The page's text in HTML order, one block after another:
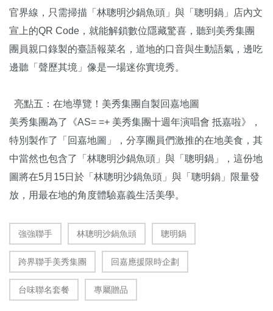
官界線，只需掃描「林聰明沙鍋魚頭」與「聰明鍋」店內文
宣上的QR Code，就能解鎖數位隱藏驚喜，聽到美秀集團
團員親口錄製的臺語報菜名，道地的口音與生動語氣，邊吃
邊聽「聲歷其境」像是一場迷你實境秀。
亮點五：在地導覽！美秀集團自製回嘉地圖
美秀集團為了《AS= =+ 美秀集團十週年演唱會 抵嘉啦》，
特別製作了「回嘉地圖」，分享團員們激推的在地美食，其
中當然也包含了「林聰明沙鍋魚頭」與「聰明鍋」，這份地
圖將在5月15日於「林聰明沙鍋魚頭」與「聰明鍋」限量發
放，用最在地的角度體驗嘉義生活美學。
強強聯手 林聰明沙鍋魚頭 聰明鍋
跨界聯手美秀集團 回嘉應援限時企劃
台味聯名套餐 專屬贈品